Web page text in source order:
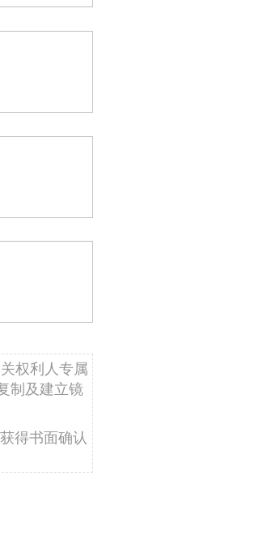
权利人专属
制及建立镜
获得书面确认